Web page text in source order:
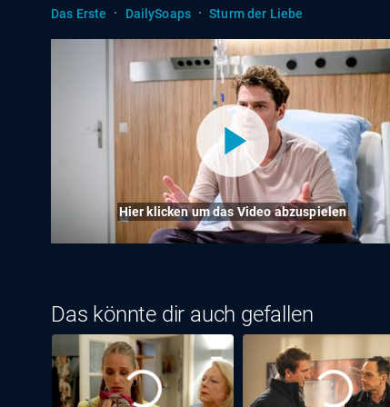
Das Erste
· DailySoaps · Sturm der Liebe
Hier klicken um das Video abzuspielen
Das könnte dir auch gefallen